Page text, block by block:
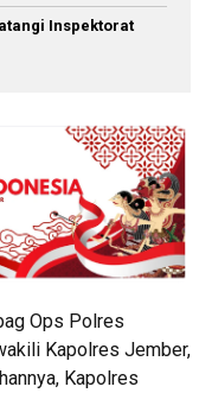
Inspektorat
Ops Polres
Kapolres Jember,
Kapolres